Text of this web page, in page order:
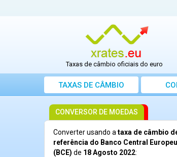
Taxas de câmbio oficiais do euro
TAXAS DE CÂMBIO
CONVERSOR DE MOEDAS
Converter usando ataxa de câmbio
referência do Banco Central Europeu
(BCE) de 18 Agosto 2022: